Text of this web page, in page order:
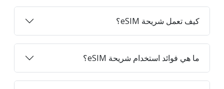
كيف تعمل شريحة eSIM؟
ما هي فوائد استخدام شريحة eSIM؟